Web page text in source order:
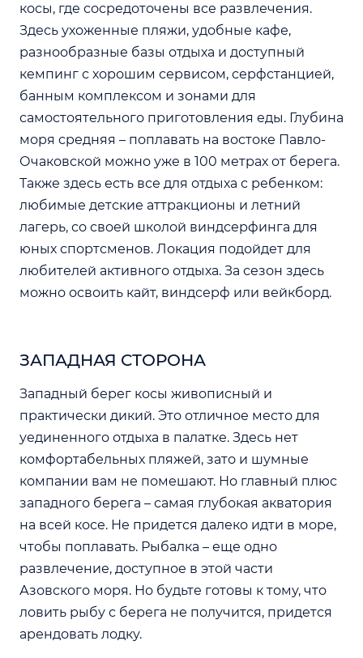
косы, где сосредоточены все развлечения.
Здесь ухоженные пляжи, удобные кафе,
разнообразные базы отдыха и доступный
кемпинг с хорошим сервисом, серфстанцией,
банным комплексом и зонами для
самостоятельного приготовления еды. Глубина
моря средняя – поплавать на востоке Павло-
Очаковской можно уже в 100 метрах от берега.
Также здесь есть все для отдыха с ребенком:
любимые детские аттракционы и летний
лагерь, со своей школой виндсерфинга для
юных спортсменов. Локация подойдет для
любителей активного отдыха. За сезон здесь
можно освоить кайт, виндсерф или вейкборд.
ЗАПАДНАЯ СТОРОНА
Западный берег косы живописный и
практически дикий. Это отличное место для
уединенного отдыха в палатке. Здесь нет
комфортабельных пляжей, зато и шумные
компании вам не помешают. Но главный плюс
западного берега – самая глубокая акватория
на всей косе. Не придется далеко идти в море,
чтобы поплавать. Рыбалка – еще одно
развлечение, доступное в этой части
Азовского моря. Но будьте готовы к тому, что
ловить рыбу с берега не получится, придется
арендовать лодку.